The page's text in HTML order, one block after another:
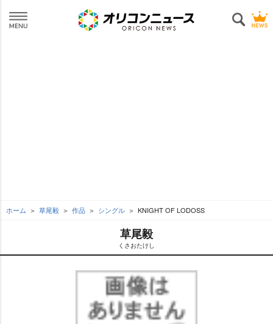
ホーム 草尾毅 作品 シングル KNIGHT OF LODOSS
草尾毅
くさおたけし